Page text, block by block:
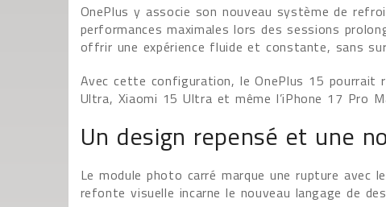
OnePlus y associe son nouveau système de
performances maximales lors des sessions
offrir une expérience fluide et constante, sans
Avec cette configuration, le OnePlus 15 pourrait
Ultra, Xiaomi 15 Ultra et même l’iPhone 17 Pro
Un design repensé et une
Le module photo carré marque une rupture avec
refonte visuelle incarne le nouveau langage de